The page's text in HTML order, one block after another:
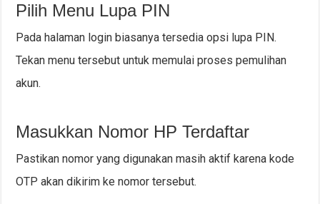
Pilih Menu Lupa PIN
Pada halaman login biasanya tersedia opsi lupa PIN.
Tekan menu tersebut untuk memulai proses pemulihan
akun.
Masukkan Nomor HP Terdaftar
Pastikan nomor yang digunakan masih aktif karena kode
OTP akan dikirim ke nomor tersebut.